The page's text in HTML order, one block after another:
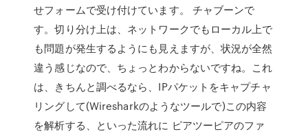
せフォームで受け付けています。 チャブーンで
す。切り分け上は、ネットワークでもローカル上で
も問題が発生するようにも見えますが、状況が全然
違う感じなので、ちょっとわからないですね。これ
は、きちんと調べるなら、IPパケットをキャプチャ
リングして(Wiresharkのようなツールで)この内容
を解析する、といった流れに ピアツーピアのファ